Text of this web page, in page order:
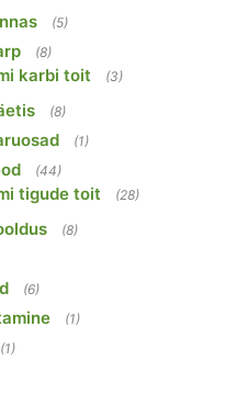
(5)
(8)
karbi toit (3)
(8)
(1)
(44)
tigude toit (28)
(8)
(6)
(1)
(1)